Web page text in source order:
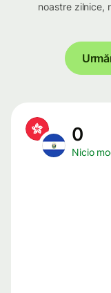
noastre zilnice,
0
Nicio